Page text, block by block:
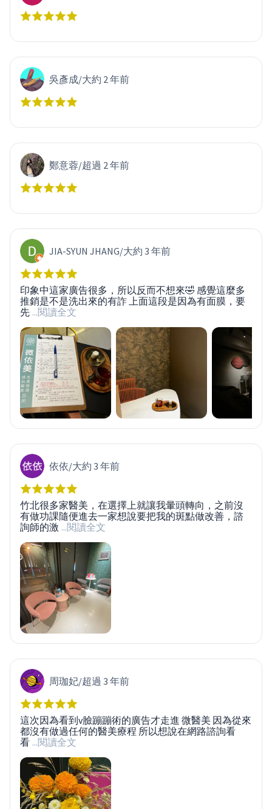
吳彥成/大約 2 年前
鄭意蓉/超過 2 年前
JIA-SYUN JHANG/大約 3 年前
印象中這家廣告很多，所以反而不想來🤣 感覺這麼多
推銷是不是洗出來的有詐 上面這段是因為有面膜，要
先 ...閱讀全文
依依/大約 3 年前
竹北很多家醫美，在選擇上就讓我暈頭轉向，之前沒
有做功課隨便進去一家想說要把我的斑點做改善，諮
詢師的激 ...閱讀全文
周珈妃/超過 3 年前
這次因為看到v臉蹦蹦術的廣告才走進 微醫美 因為從來
都沒有做過任何的醫美療程 所以想說在網路諮詢看
看 ...閱讀全文